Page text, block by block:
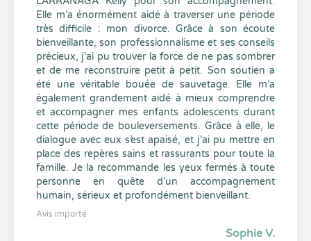
Elle m’a énormément aidé à traverser une période
très difficile : mon divorce. Grâce à son écoute
bienveillante, son professionnalisme et ses conseils
précieux, j’ai pu trouver la force de ne pas sombrer
et de me reconstruire petit à petit. Son soutien a
été une véritable bouée de sauvetage. Elle m’a
également grandement aidé à mieux comprendre
et accompagner mes enfants adolescents durant
cette période de bouleversements. Grâce à elle, le
dialogue avec eux s’est apaisé, et j’ai pu mettre en
place des repères sains et rassurants pour toute la
famille. Je la recommande les yeux fermés à toute
personne en quête d’un accompagnement
humain, sérieux et profondément bienveillant.
Avis importé
Sophie V.